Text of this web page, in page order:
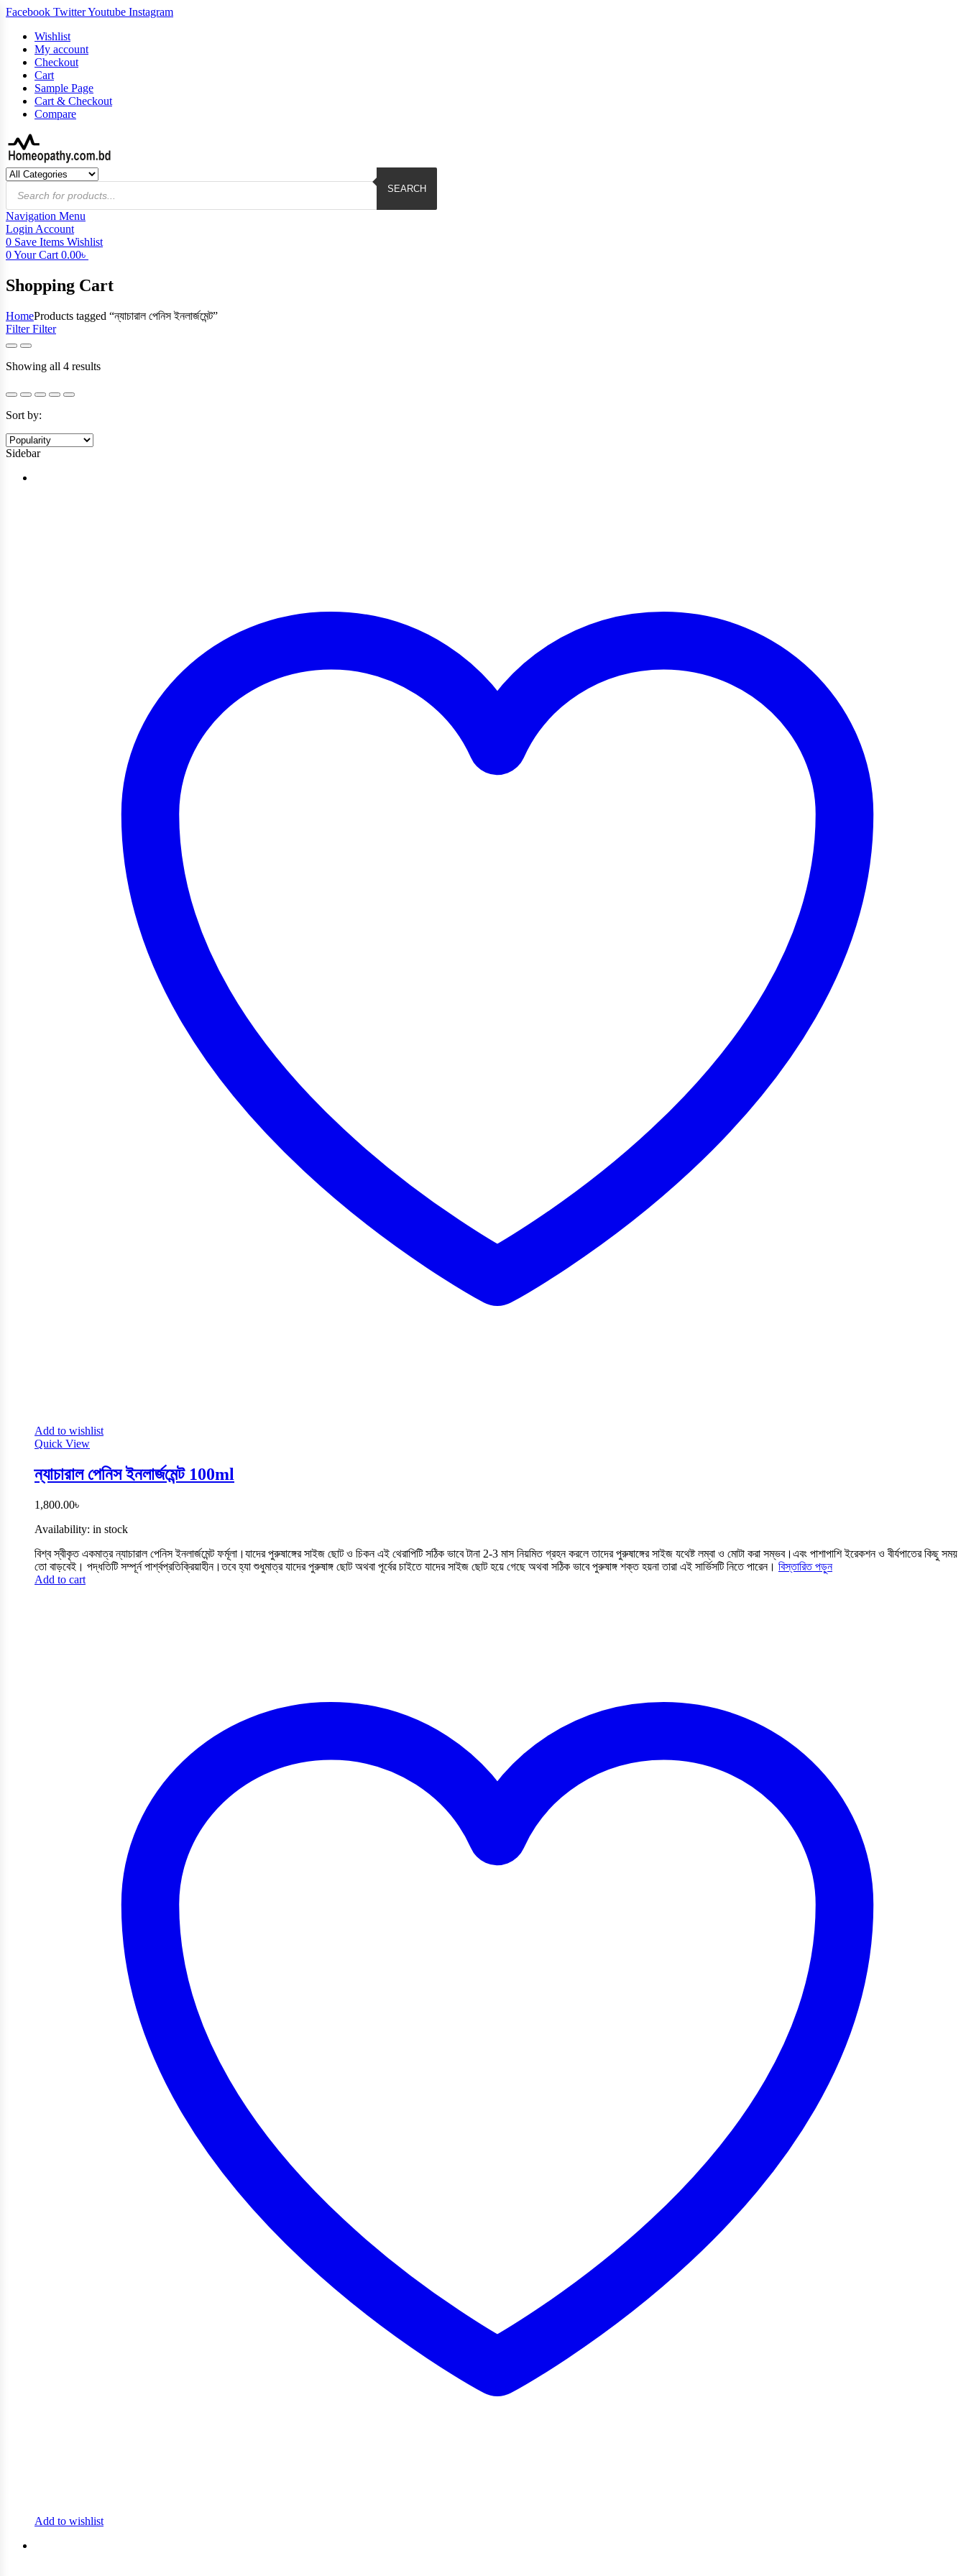
Facebook TwitterYoutube Instagram
Wishlist
My account
Checkout
Cart
Sample Page
Cart & Checkout
Compare
Products
search
SEARCH
Navigation Menu
Login Account
0 Save Items Wishlist
0Your Cart 0.00৳
Shopping Cart
HomeProducts tagged “ন্যাচারাল পেনিস ইনলার্জমেন্ট”
FilterFilter
Showing all 4 resultsSorted
Sort by:
Sidebar
Add to wishlist
Quick View
ন্যাচারাল পেনিস ইনলার্জমেন্ট 100ml
1,800.00৳
Availability: in stock
বিশ্ব স্বীকৃত একমাত্র ন্যাচারাল পেনিস ইনলার্জমেন্ট ফর্মূলা।যাদের পুরুষাঙ্গের সাইজ ছোট ও চিকন এই থেরাপিটি সঠিক ভাবে টানা 2-3 মাস নিয়মিত গ্রহন করলে তাদের পুরুষাঙ্গের সাইজ যথেষ্ট লম্বা ও মোটা করা সম্ভব।এবং পাশাপাশি ইরেকশন ও বীর্যপাতের কিছু সময়
তো বাড়বেই। পদ্ধতিটি সম্পূর্ন পার্শ্বপ্রতিক্রিয়াহীন।তবে হ্যা শুধুমাত্র যাদের পুরুষাঙ্গ ছোট অথবা পূর্বের চাইতে যাদের সাইজ ছোট হয়ে গেছে অথবা সঠিক ভাবে পুরুষাঙ্গ শক্ত হয়না তারা এই সার্ভিসটি নিতে পারেন। বিস্তারিত পড়ুন
Add to cart
Add to wishlist